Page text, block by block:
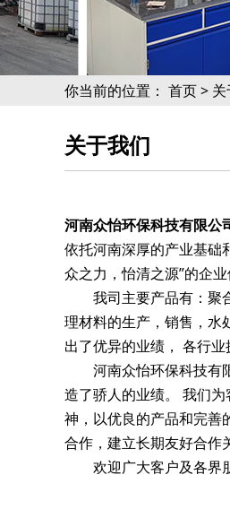
你当前的位置： 首页>
关于我们
河南众怡环保科技有限公
依托河南深厚的产业基础
众之力，怡清之源”的企
我司主要产品有： 聚
理材料的生产，销售，水
出了优异的业绩， 各行
河南众怡环保科技有限
造了骄人的业绩。 我们
神，以优良的产品和完善
合作，建立长期友好合作
欢迎广大客户及各界